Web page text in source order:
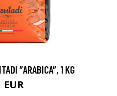
”ARABICA”, 1 KG
EUR